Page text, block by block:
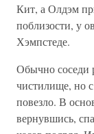
Кит, а Олдэм
поблизости, у
Хэмпстеде.
Обычно соседи
чистилище, но
повезло. В
вернувшись,